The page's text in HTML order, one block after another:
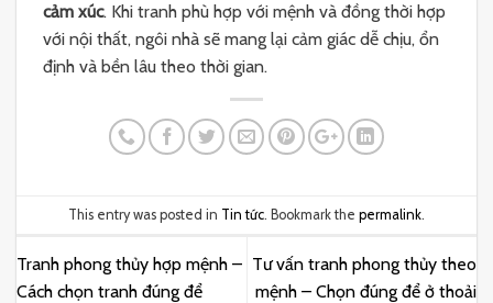
cảm xúc. Khi tranh phù hợp với mệnh và đồng thời hợp
với nội thất, ngôi nhà sẽ mang lại cảm giác dễ chịu, ổn
định và bền lâu theo thời gian.
This entry was posted in Tin tức. Bookmark the permalink.
Tranh phong thủy hợp mệnh –
Cách chọn tranh đúng để
Tư vấn tranh phong thủy theo
mệnh – Chọn đúng để ở thoải